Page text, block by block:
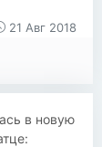
21 Авг 2018
в новую